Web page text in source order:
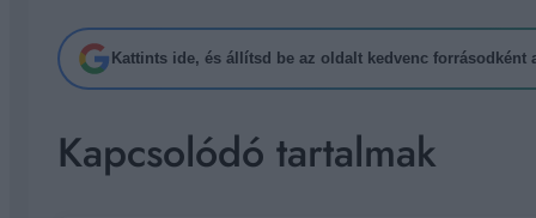
Kattints ide, és állítsd be az oldalt kedvenc forrásodként
Kapcsolódó tartalmak